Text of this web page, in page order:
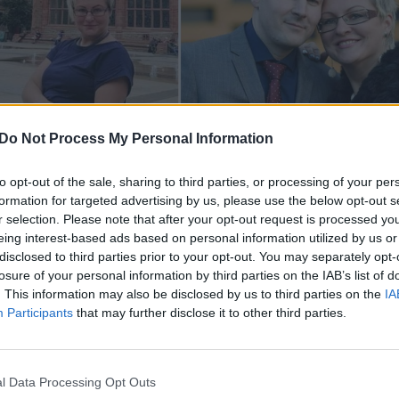
Do Not Process My Personal Information
opt-out of the sale, sharing to third parties, or processing of your
for targeted advertising by us, please use the below opt-out
selection. Please note that after your opt-out request is processed
interest-based ads based on personal information utilized by us
to third parties prior to your opt-out. You may separately
of your personal information by third parties on the IAB’s list of
This information may also be disclosed by us to third parties on the
Participants that may further disclose it to other third parties.
Data Processing Opt Outs
nesusitarė“ atskleidžiama
– afganistaniečio ir lietuvės – meilės
su migrantais Airijoje.
kultūros iš tiesų suprastų viena kitą?
gali peržengti gilias tradicijų ribas?